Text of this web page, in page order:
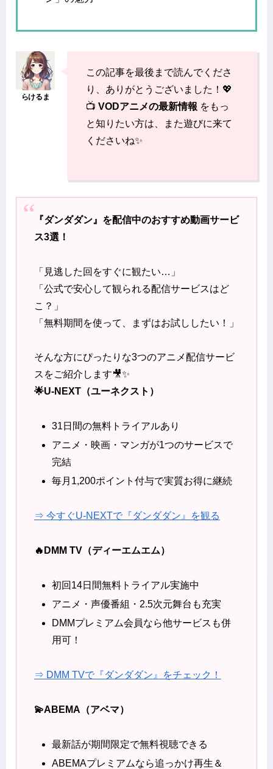
この記事を最後まで読んでくださ
り、ありがとうございました！💖
📺 VODアニメの最新情報 をもっ
と知りたい方は、また遊びに来て
くださいね✨
『ダンダダン』を配信中のおすすめ動画サービ
ス3選！
「見逃した回をすぐに観たい…」
「公式で安心して観られる配信サービスはど
こ？」
「無料期間を使って、まずはお試ししたい！」
そんな方にぴったりな3つのアニメ配信サービ
スをご紹介します🎥✨
🌟U-NEXT（ユーネクスト）
31日間の無料トライアルあり
アニメ・映画・マンガが1つのサービスで
完結
毎月1,200ポイント付与で実質お得に継続
⇒ 今すぐU-NEXTで『ダンダダン』を観る
🔥DMM TV（ディーエムエム）
初回14日間無料トライアル実施中
アニメ・声優番組・2.5次元舞台も充実
DMMプレミアム会員なら他サービスも併
用可！
⇒ DMM TVで『ダンダダン』をチェック！
💫ABEMA（アベマ）
最新話が期間限定で無料視聴できる
ABEMAプレミアムなら追っかけ再生＆